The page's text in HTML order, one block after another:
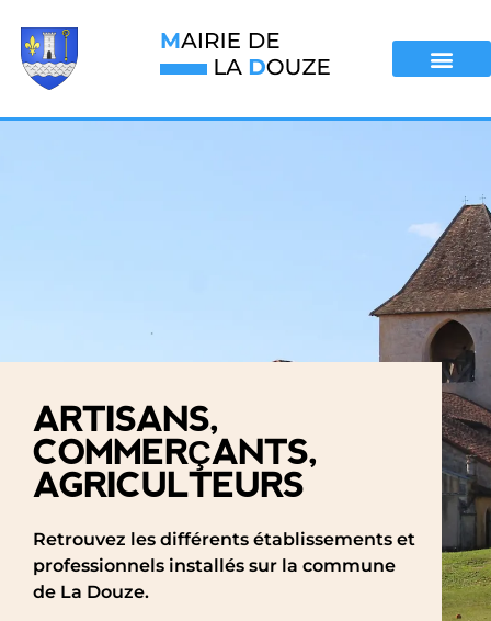
ARTISANS,
COMMERÇANTS,
AGRICULTEURS
Retrouvez les différents établissements et
professionnels installés sur la commune
de La Douze.